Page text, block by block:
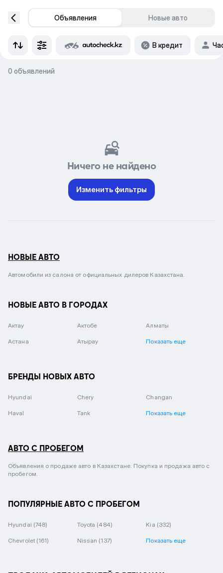
Объявления Новые авто
В кредит
0 объявлений
Ничего не найдено
Изменить фильтры
НОВЫЕ АВТО
Автомобили из салона от официальных дилеров Казахстана.
НОВЫЕ АВТО В ГОРОДАХ
Актау Актобе Алматы
Астана Атырау Показать еще
БРЕНДЫ НОВЫХ АВТО
Hyundai Chery Changan
Haval Tank Показать еще
АВТО С ПРОБЕГОМ
Объявления о продаже авто в Казахстане. Покупка и продажа авто с
пробегом.
ПОПУЛЯРНЫЕ АВТО С ПРОБЕГОМ
Hyundai (748) Toyota (484) Kia (332)
Chevrolet (161) Nissan (137) Показать еще